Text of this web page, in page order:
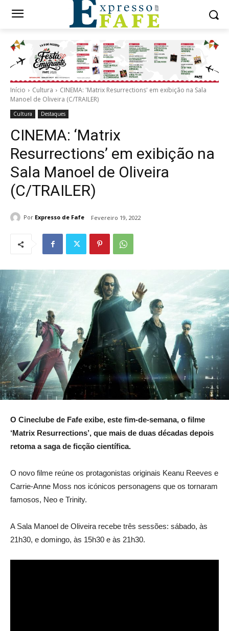
Início Cultura
CINEMA: 'Matrix Resurrections' em exibição na Sala
Manoel de Oliveira (C/TRAILER)
Cultura Destaques
CINEMA: ‘Matrix
Resurrections’ em exibição na
Sala Manoel de Oliveira
(C/TRAILER)
Por Expresso de Fafe Fevereiro 19, 2022
O Cineclube de Fafe exibe, este fim-de-semana, o filme
‘Matrix Resurrections’, que mais de duas décadas depois
retoma a saga de ficção científica.
O novo filme reúne os protagonistas originais Keanu Reeves e
Carrie-Anne Moss nos icónicos personagens que os tornaram
famosos, Neo e Trinity.
ASala Manoel de Oliveira recebe três sessões: sábado, às
21h30, e domingo, às 15h30 e às 21h30.